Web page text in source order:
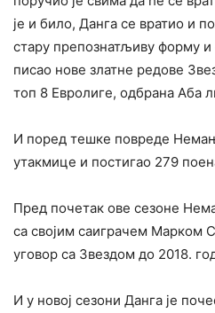
је и било, Данга се вратио и
стару препознатљиву форму и
писао нове златне редове
топ 8 Евролиге, одбрана Аба
И поред тешке повреде
утакмице и постигао 279
Пред почетак ове сезоне
са својим саиграчем Марком
уговор са Звездом до 2018.
И у новој сезони Данга је